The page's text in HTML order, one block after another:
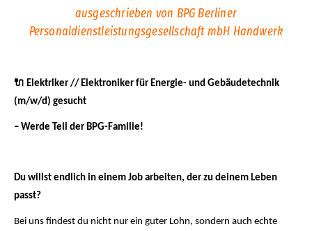
ausgeschrieben von BPG Berliner
Personaldienstleistungsgesellschaft mbH Handwerk
🔌 Elektriker // Elektroniker für Energie- und Gebäudetechnik
(m/w/d) gesucht
– Werde Teil der BPG-Familie!
Du willst endlich in einem Job arbeiten, der zu deinem Leben
passt?
Bei uns findest du nicht nur ein guter Lohn, sondern auch echte